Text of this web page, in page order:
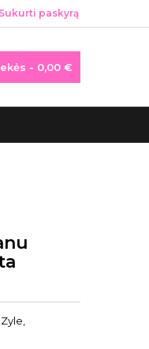
Sukurti paskyrą
- 0,00 €